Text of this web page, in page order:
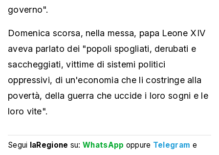
governo".
Domenica scorsa, nella messa, papa Leone XIV
aveva parlato dei "popoli spogliati, derubati e
saccheggiati, vittime di sistemi politici
oppressivi, di un'economia che li costringe alla
povertà, della guerra che uccide i loro sogni e le
loro vite".
Segui laRegione su:WhatsApp oppure Telegram e